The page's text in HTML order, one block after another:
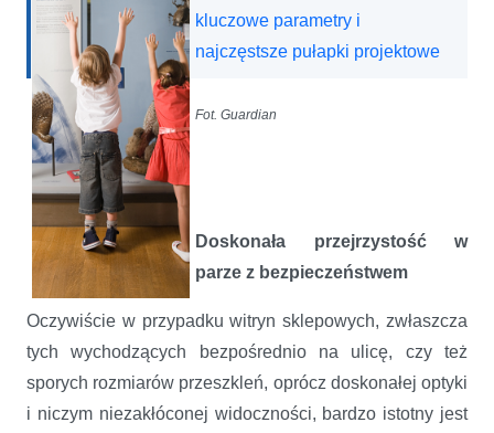
kluczowe parametry i
najczęstsze pułapki projektowe
Fot. Guardian
Doskonała przejrzystość w
parze z bezpieczeństwem
Oczywiście w przypadku witryn sklepowych, zwłaszcza
tych wychodzących bezpośrednio na ulicę, czy też
sporych rozmiarów przeszkleń, oprócz doskonałej optyki
i niczym niezakłóconej widoczności, bardzo istotny jest